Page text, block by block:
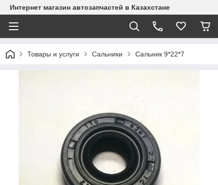
Интернет магазин автозапчастей в Казахстане
Товары и услуги Сальники Сальник 9*22*7